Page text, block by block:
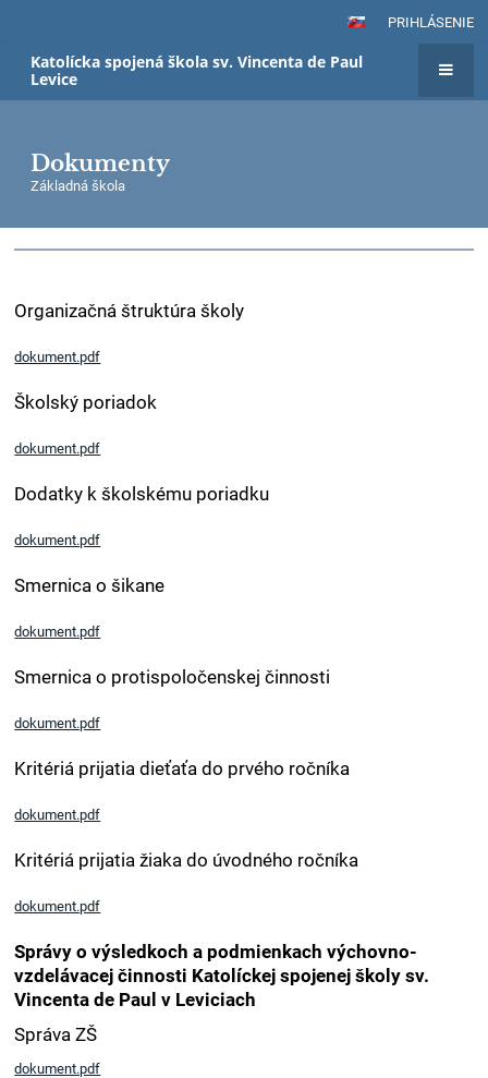
PRIHLÁSENIE
Katolícka spojená škola sv. Vincenta de Paul
Levice
Dokumenty
Základná škola
Organizačná štruktúra školy
dokument.pdf
Školský poriadok
dokument.pdf
Dodatky k školskému poriadku
dokument.pdf
Smernica o šikane
dokument.pdf
Smernica o protispoločenskej činnosti
dokument.pdf
Kritériá prijatia dieťaťa do prvého ročníka
dokument.pdf
Kritériá prijatia žiaka do úvodného ročníka
dokument.pdf
Správy o výsledkoch a podmienkach výchovno-
vzdelávacej činnosti Katolíckej spojenej školy sv.
Vincenta de Paul v Leviciach
Správa ZŠ
dokument.pdf